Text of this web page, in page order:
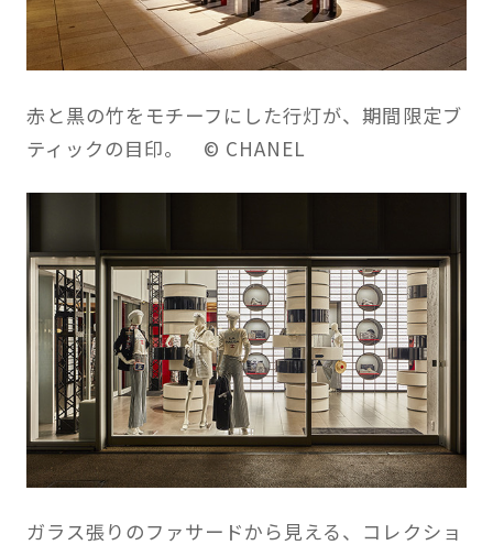
赤と黒の竹をモチーフにした行灯が、期間限定ブ
ティックの目印。 © CHANEL
ガラス張りのファサードから見える、コレクショ